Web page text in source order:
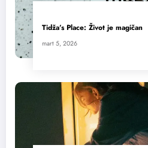
Tidža’s Place: Život je magičan
mart 5, 2026